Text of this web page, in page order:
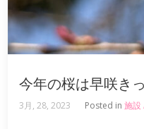
今年の桜は早咲き
3月, 28, 2023 Posted in施設